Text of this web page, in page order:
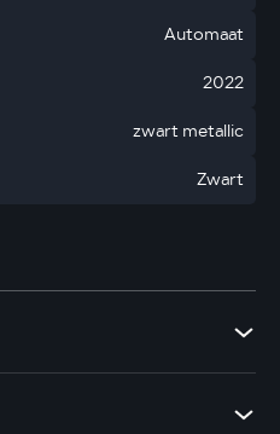
Automaat
2022
zwart metallic
Zwart